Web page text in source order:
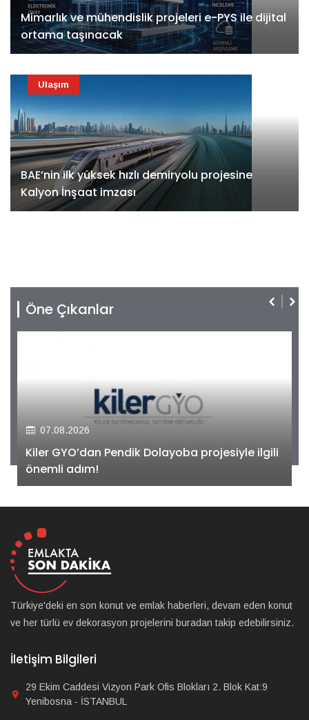
Mimarlık ve mühendislik projeleri e-PYS ile dijital
ortama taşınacak
BAE’nin ilk yüksek hızlı demiryolu projesine
Kalyon İnşaat imzası
Ulaşım
Öne Çıkanlar
07.08.2026
Kiler GYO’dan Pendik Dolayoba projesiyle ilgili
önemli adım!
Türkiye'deki en son konut ve emlak haberleri, devam eden konut
ve her türlü ev dekorasyon projelerini buradan takip edebilirsiniz.
İletişim Bilgileri
29 Ekim Caddesi Vizyon Park Ofis Blokları 2. Blok Kat:9
Yenibosna - İSTANBUL